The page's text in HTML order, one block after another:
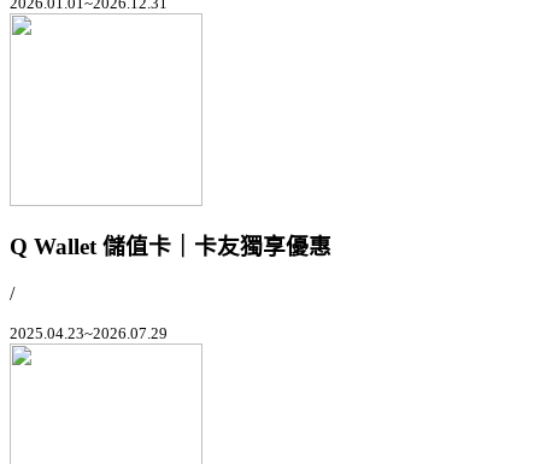
Q Wallet 儲值卡｜卡友獨享優惠
/
2025.04.23~2026.07.29